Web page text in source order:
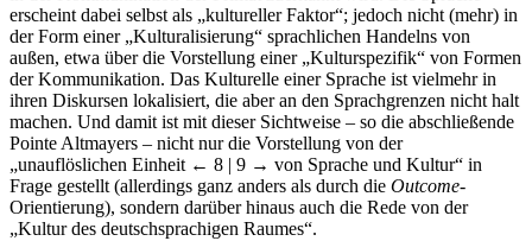
erscheint dabei selbst als „kultureller Faktor“; jedoch nicht (mehr) in
der Form einer „Kulturalisierung“ sprachlichen Handelns von
außen, etwa über die Vorstellung einer „Kulturspezifik“ von Formen
der Kommunikation. Das Kulturelle einer Sprache ist vielmehr in
ihren Diskursen lokalisiert, die aber an den Sprachgrenzen nicht halt
machen. Und damit ist mit dieser Sichtweise – so die abschließende
Pointe Altmayers – nicht nur die Vorstellung von der
„unauflöslichen Einheit ← 8 | 9 → von Sprache und Kultur“ in
Frage gestellt (allerdings ganz anders als durch die Outcome-
Orientierung), sondern darüber hinaus auch die Rede von der
„Kultur des deutschsprachigen Raumes“.